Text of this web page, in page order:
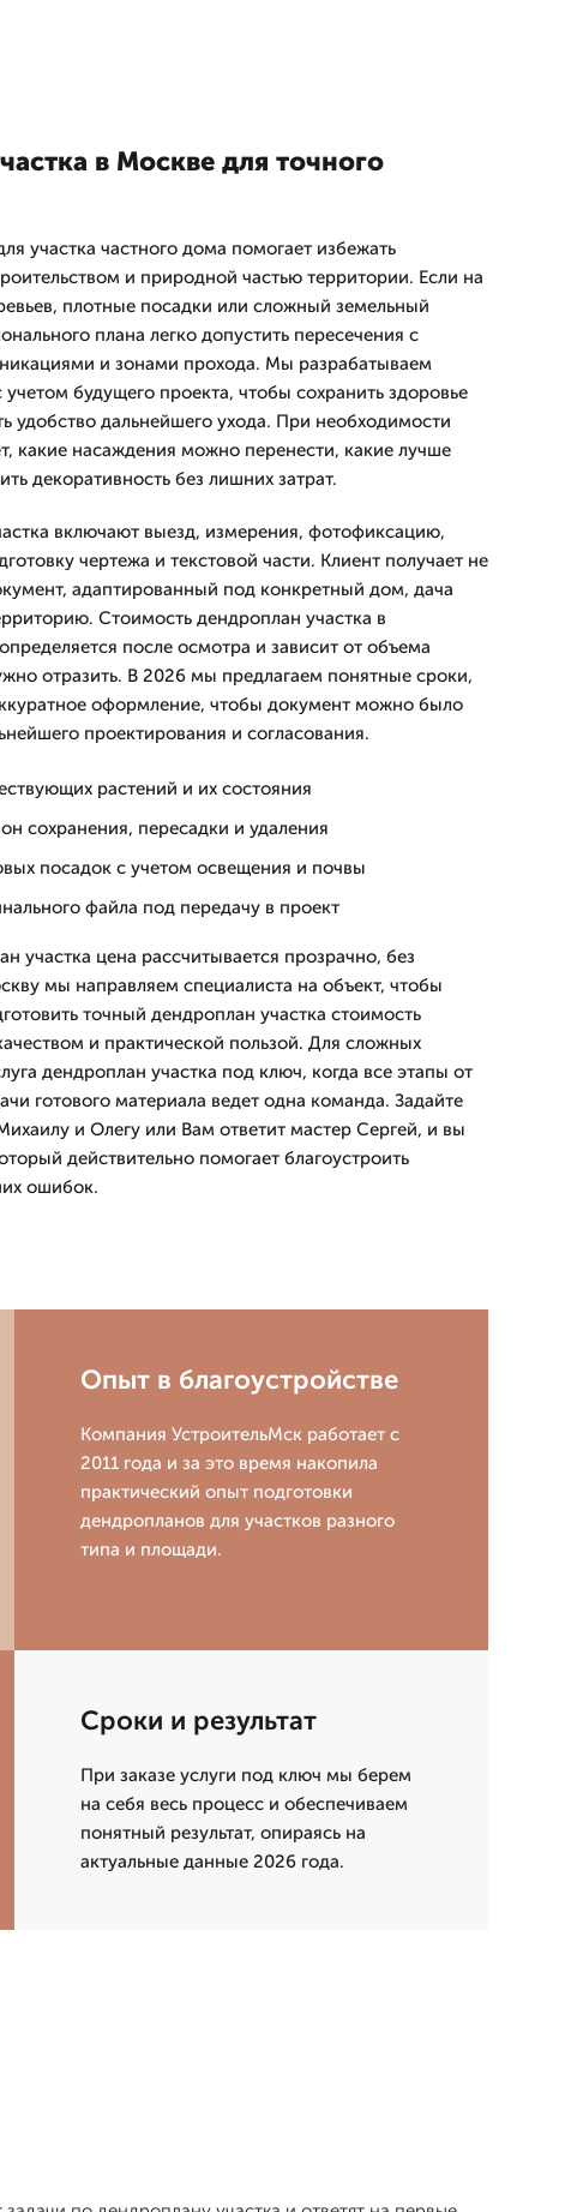
в Москве для точного
участка частного дома помогает избежать
и природной частью территории. Если на
плотные посадки или сложный земельный
плана легко допустить пересечения с
и зонами прохода. Мы разрабатываем
будущего проекта, чтобы сохранить здоровье
удобство дальнейшего ухода. При необходимости
какие насаждения можно перенести, какие лучше
декоративность без лишних затрат.
включают выезд, измерения, фотофиксацию,
чертежа и текстовой части. Клиент получает не
адаптированный под конкретный дом, дача
Стоимость дендроплан участка в
после осмотра и зависит от объема
отразить. В 2026 мы предлагаем понятные сроки,
оформление, чтобы документ можно было
проектирования и согласования.
растений и их состояния
сохранения, пересадки и удаления
посадок с учетом освещения и почвы
файла под передачу в проект
участка цена рассчитывается прозрачно, без
мы направляем специалиста на объект, чтобы
точный дендроплан участка стоимость
и практической пользой. Для сложных
дендроплан участка под ключ, когда все этапы от
готового материала ведет одна команда. Задайте
и Олегу или Вам ответит мастер Сергей, и вы
действительно помогает благоустроить
ошибок.
Опыт в благоустройстве
Компания УстроительМск работает с
2011 года и за это время накопила
практический опыт подготовки
дендропланов для участков разного
типа и площади.
Сроки и результат
При заказе услуги под ключ мы берем
на себя весь процесс и обеспечиваем
понятный результат, опираясь на
актуальные данные 2026 года.